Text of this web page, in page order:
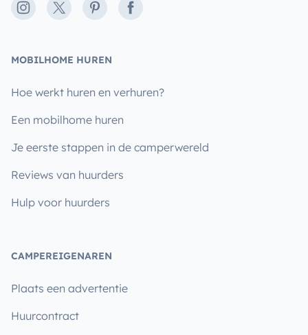
Instagram
X PinterestFacebook
MOBILHOME HUREN
Hoe werkt huren en verhuren?
Een mobilhome huren
Je eerste stappen in de camperwereld
Reviews van huurders
Hulp voor huurders
CAMPEREIGENAREN
Plaats een advertentie
Huurcontract